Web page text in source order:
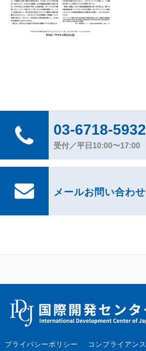
03-6718-5932
受付／平日10:00〜17:00
メールお問い合わせ
プライバシーポリシー コンプライアンス